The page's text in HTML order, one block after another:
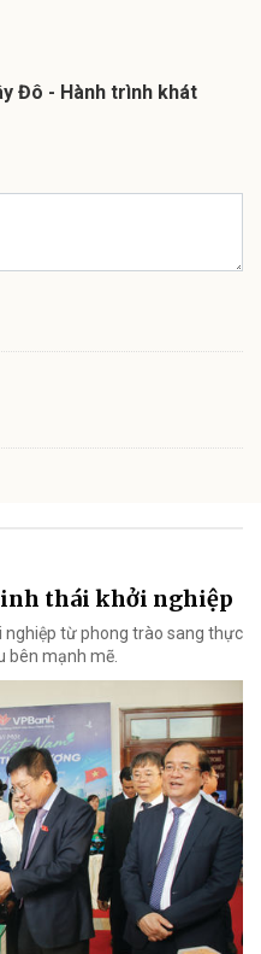
Đô - Hành trình khát
thái khởi nghiệp
nghiệp từ phong trào sang thực
bên mạnh mẽ.